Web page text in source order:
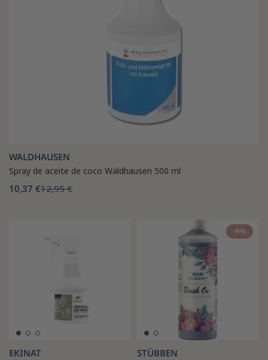
WALDHAUSEN
Spray de aceite de coco Waldhausen 500 ml
10,37 €12,95 €
EKINAT
-9%
STÜBBEN